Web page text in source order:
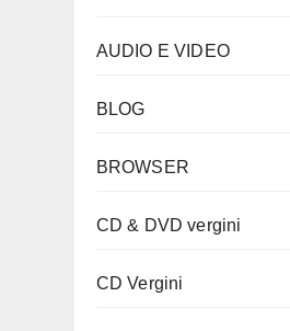
AUDIO E VIDEO
BLOG
BROWSER
CD & DVD vergini
CD Vergini